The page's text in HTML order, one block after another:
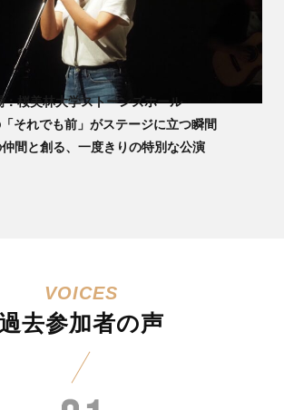
：桜美林大学ストーンズホール
それでも前」がステージに立つ瞬間
間と創る、一度きりの特別な公演
去参加者の声